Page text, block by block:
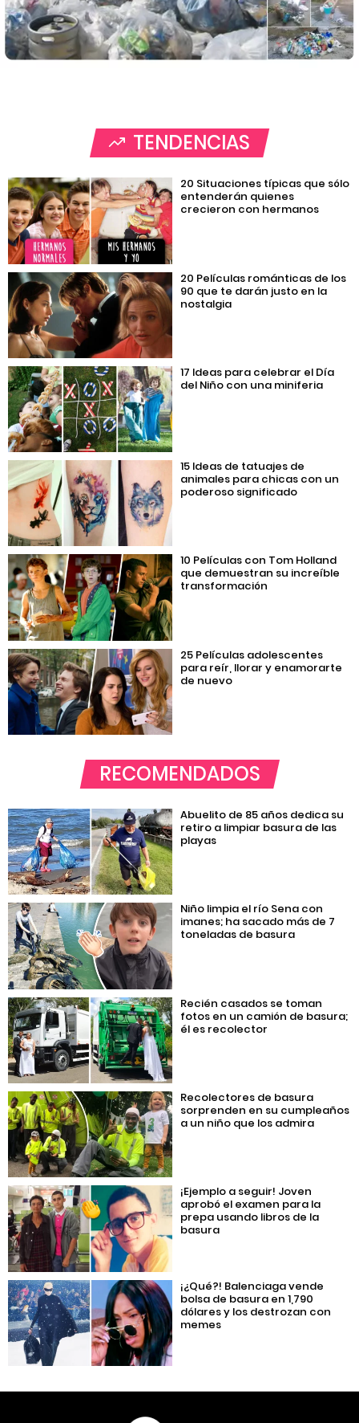
TENDENCIAS
20 Situaciones típicas que sólo
entenderán quienes
crecieron con hermanos
20 Películas románticas de los
90 que te darán justo en la
nostalgia
17 Ideas para celebrar el Día
del Niño con una miniferia
15 Ideas de tatuajes de
animales para chicas con un
poderoso significado
10 Películas con Tom Holland
que demuestran su increíble
transformación
25 Películas adolescentes
para reír, llorar y enamorarte
de nuevo
RECOMENDADOS
Abuelito de 85 años dedica su
retiro a limpiar basura de las
playas
Niño limpia el río Sena con
imanes; ha sacado más de 7
toneladas de basura
Recién casados se toman
fotos en un camión de basura;
él es recolector
Recolectores de basura
sorprenden en su cumpleaños
a un niño que los admira
¡Ejemplo a seguir! Joven
aprobó el examen para la
prepa usando libros de la
basura
¡¿Qué?! Balenciaga vende
bolsa de basura en 1,790
dólares y los destrozan con
memes